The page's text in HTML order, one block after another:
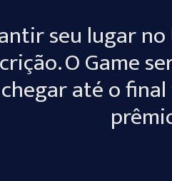
seu lugar
O Game
até o